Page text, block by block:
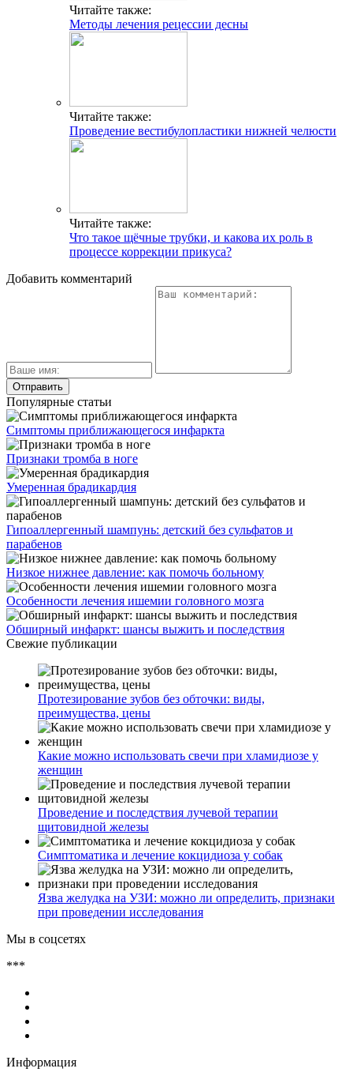
Читайте также:
Методы лечения рецессии десны
Читайте также:
Проведение вестибулопластики нижней челюсти
Читайте также:
Что такое щёчные трубки, и какова их роль в
процессе коррекции прикуса?
Добавить комментарий
Популярные статьи
Симптомы приближающегося инфаркта
Признаки тромба в ноге
Умеренная брадикардия
Гипоаллергенный шампунь: детский без сульфатов и
парабенов
Низкое нижнее давление: как помочь больному
Особенности лечения ишемии головного мозга
Обширный инфаркт: шансы выжить и последствия
Свежие публикации
Протезирование зубов без обточки: виды,
преимущества, цены
Какие можно использовать свечи при хламидиозе у
женщин
Проведение и последствия лучевой терапии
щитовидной железы
Симптоматика и лечение кокцидиоза у собак
Язва желудка на УЗИ: можно ли определить, признаки
при проведении исследования
Мы в соцсетях
***
Информация